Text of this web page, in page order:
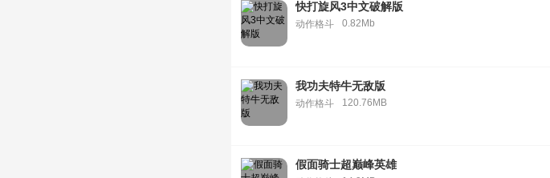
快打旋风3中文破解版
动作格斗 0.82Mb
我功夫特牛无敌版
动作格斗 120.76MB
假面骑士超巅峰英雄